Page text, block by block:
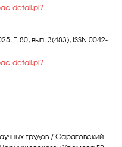
detail.pl?
Т. 80, вып. 3(483), ISSN 0042-
detail.pl?
трудов / Саратовский